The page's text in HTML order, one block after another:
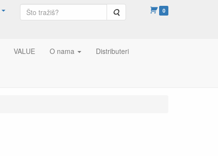
Pretraga 0
VALUE O nama Distributeri